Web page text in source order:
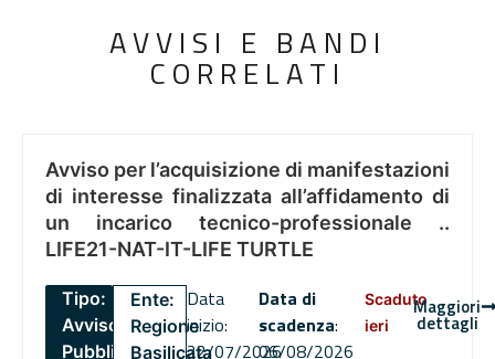
AVVISI E BANDI
CORRELATI
Avviso per l’acquisizione di manifestazioni
di interesse finalizzata all’affidamento di
un incarico tecnico-professionale ..
LIFE21-NAT-IT-LIFE TURTLE
Tipo:
Avviso
Pubblico
Ente:
Regione
Basilicata
Data
inizio:
22/07/2026
Data di
scadenza:
06/08/2026
Scaduto
ieri
Maggiori
dettagli